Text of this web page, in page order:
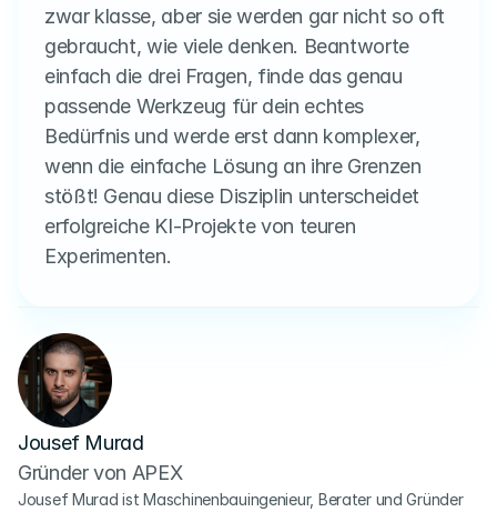
zwar klasse, aber sie werden gar nicht so oft
gebraucht, wie viele denken. Beantworte
einfach die drei Fragen, finde das genau
passende Werkzeug für dein echtes
Bedürfnis und werde erst dann komplexer,
wenn die einfache Lösung an ihre Grenzen
stößt! Genau diese Disziplin unterscheidet
erfolgreiche KI-Projekte von teuren
Experimenten.
Jousef Murad
Gründer von APEX
Jousef Murad ist Maschinenbauingenieur, Berater und Gründer